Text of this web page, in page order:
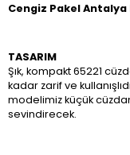
Cengiz Pakel Antalya
TASARIM
Şık, kompakt 65221
kadar zarif ve
modelimiz küçük
sevindirecek.